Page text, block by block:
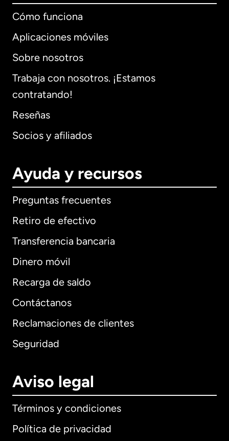
Cómo funciona
Aplicaciones móviles
Sobre nosotros
Trabaja con nosotros. ¡Estamos
contratando!
Reseñas
Socios y afiliados
Ayuda y recursos
Preguntas frecuentes
Retiro de efectivo
Transferencia bancaria
Dinero móvil
Recarga de saldo
Contáctanos
Reclamaciones de clientes
Seguridad
Aviso legal
Términos y condiciones
Política de privacidad